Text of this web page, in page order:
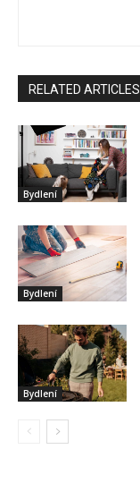
RELATED ARTICLES
Bydlení
Bydlení
Bydlení